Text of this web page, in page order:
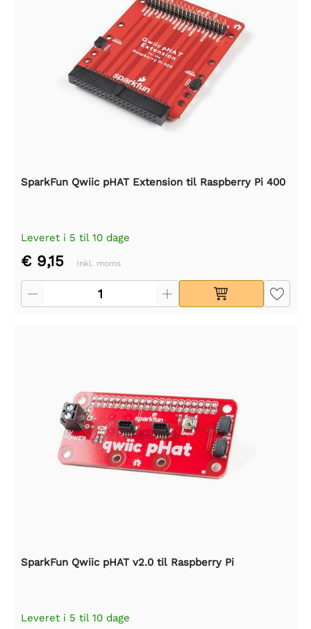
SparkFun Qwiic pHAT Extension til Raspberry Pi 400
Leveret i 5 til 10 dage
€ 9,15 Inkl. moms
SparkFun Qwiic pHAT v2.0 til Raspberry Pi
Leveret i 5 til 10 dage